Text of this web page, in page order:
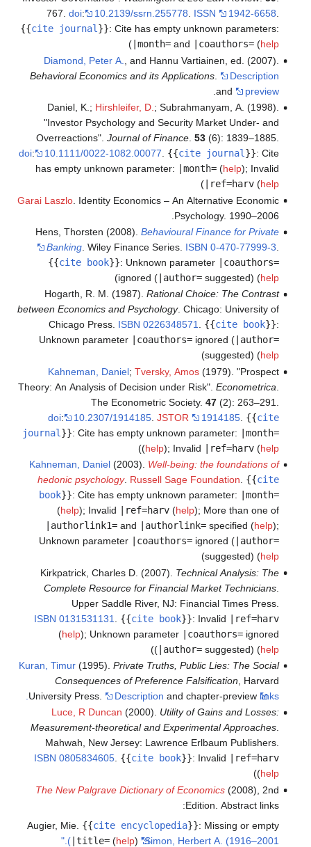
767. doi: 10.2139/ssrn.255778. ISSN 1942-6658.
{{cite journal}}: Cite has empty unknown parameters:
|month=and |coauthors=(help
)
Diamond, Peter A.
, and Hannu Vartiainen, ed. (2007).
Behavioral Economics and its Applications.
Description
and
preview
Daniel, K.; Hirshleifer, D. ; Subrahmanyam, A. (1998).
"Investor Psychology and Security Market Under- and
Overreactions". Journal of Finance. 53(6): 1839–1885.
doi: 10.1111/0022-1082.00077 {{cite journal }}: Cite
has empty unknown parameter:
|month=(help); Invalid
|ref=harv(help
)
Garai Laszlo. Identity Economics – An Alternative Economic
Psychology. 1990–2006.
Hens, Thorsten (2008). Behavioural Finance for Private
Banking. Wiley Finance Series. ISBN 0-470-77999-3
{{cite book}}: Unknown parameter
|coauthors=
ignored (|author=suggested) (help
)
Hogarth, R. M. (1987). Rational Choice: The Contrast
between Economics and Psychology. Chicago: University of
Chicago Press. ISBN 0226348571. {{cite book}}:
Unknown parameter
|coauthors=ignored (|author=
suggested) (help
)
Kahneman, Daniel; Tversky, Amos(1979). "Prospect
Theory: An Analysis of Decision under Risk". Econometrica
The Econometric Society. 47(2): 263–291.
doi: 10.2307/1914185. JSTOR 1914185. {{cite
journal }}: Cite has empty unknown parameter:
|month=
(help); Invalid |ref=harv(help
)
Kahneman, Daniel(2003). Well-being: the foundations of
hedonic psychology. Russell Sage Foundation {{cite
book}}: Cite has empty unknown parameter:
|month=
(help); Invalid |ref=harv(help); More than one of
|authorlink1=and |authorlink=specified (help);
Unknown parameter
|coauthors=ignored (|author=
suggested) (help
)
Kirkpatrick, Charles D. (2007). Technical Analysis: The
Complete Resource for Financial Market Technicians.
Upper Saddle River, NJ: Financial Times Press.
ISBN 0131531131 {{cite book}}: Invalid |ref=harv
(help); Unknown parameter |coauthors=ignored
(|author=suggested) (help
)
Kuran, Timur(1995). Private Truths, Public Lies: The Social
Consequences of Preference Falsification , Harvard
University Press.
Description and chapter-preview links.
Luce, R Duncan (2000). Utility of Gains and Losses:
Measurement-theoretical and Experimental Approaches.
Mahwah, New Jersey: Lawrence Erlbaum Publishers.
ISBN 0805834605. {{cite book}}: Invalid
|ref=harv
(help
)
The New Palgrave Dictionary of Economics(2008), 2nd
Edition. Abstract links:
Augier, Mie. {{cite encyclopedia}}: Missing or empty
|title=(help) "Simon, Herbert A. (1916–2001)."